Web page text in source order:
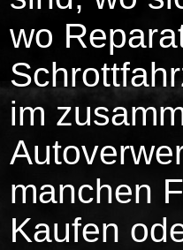
wo
im
manchen
Kaufen